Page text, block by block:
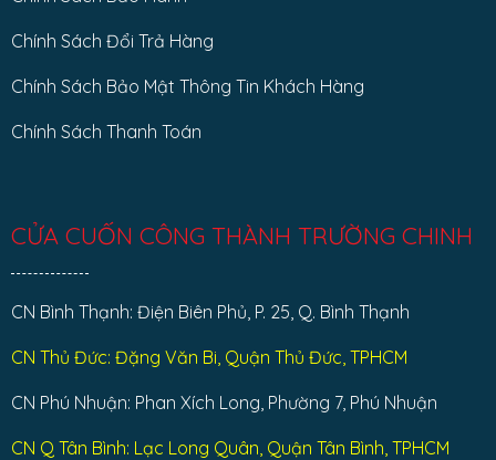
Chính Sách Đổi Trả Hàng
Chính Sách Bảo Mật Thông Tin Khách Hàng
Chính Sách Thanh Toán
CỬA CUỐN CÔNG THÀNH TRƯỜNG CHINH
CN Bình Thạnh: Điện Biên Phủ, P. 25, Q. Bình Thạnh
CN Thủ Đức: Đặng Văn Bi, Quận Thủ Đức, TPHCM
CN Phú Nhuận: Phan Xích Long, Phường 7, Phú Nhuận
CN Q Tân Bình: Lạc Long Quân, Quận Tân Bình, TPHCM